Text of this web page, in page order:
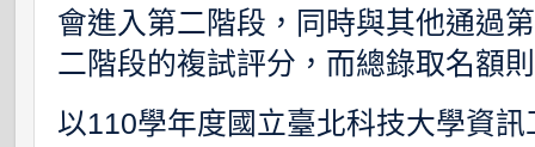
會進入第二階段，同時與其他通過
二階段的複試評分，而總錄取名額
以110學年度國立臺北科技大學資